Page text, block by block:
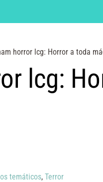
horror lcg: Horror a toda
lcg:
temáticos, Terror